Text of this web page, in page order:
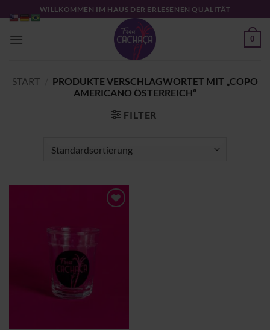
Inhalt
springen
WILLKOMMEN IM HAUS DER ERLESENEN QUALITÄT
0
START
PRODUKTE VERSCHLAGWORTET MIT „COPO
AMERICANO ÖSTERREICH“
FILTER